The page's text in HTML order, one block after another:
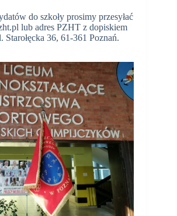
do szkoły prosimy przesyłać
lub adres PZHT z dopiskiem
36, 61-361 Poznań.